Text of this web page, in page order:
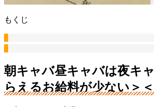
もくじ
朝キャバ昼キャバは夜キ
らえるお給料が少ない＞＜